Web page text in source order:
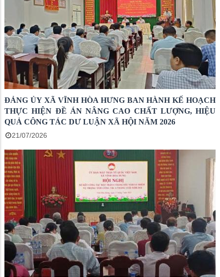
ĐẢNG ỦY XÃ VĨNH HÒA HƯNG BAN HÀNH KẾ HOẠCH
THỰC HIỆN ĐỀ ÁN NÂNG CAO CHẤT LƯỢNG, HIỆU
QUẢ CÔNG TÁC DƯ LUẬN XÃ HỘI NĂM 2026
21/07/2026